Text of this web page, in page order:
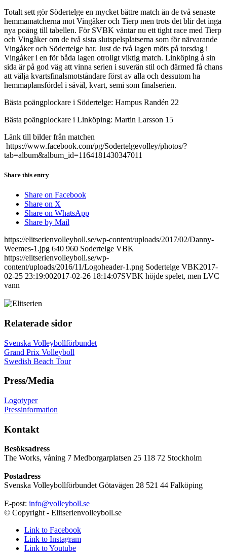
Totalt sett gör Södertelge en mycket bättre match än de två senaste
hemmamatcherna mot Vingåker och Tierp men trots det blir det inga
nya poäng till tabellen. För SVBK väntar nu ett tight race med Tierp
och Vingåker om de två sista slutspelsplatserna som för närvarande
Vingåker och Södertelge har. Just de två lagen möts på torsdag i
Vingåker i en för båda lagen otroligt viktig match. Linköping å sin
sida är på god väg att vinna serien i suverän stil och därmed få chans
att välja kvartsfinalsmotståndare först av alla och dessutom ha
hemmaplansfördel i såväl, kvart, semi som finalserien.
Bästa poängplockare i Södertelge: Hampus Randén 22
Bästa poängplockare i Linköping: Martin Larsson 15
Länk till bilder från matchen
https://www.facebook.com/pg/Sodertelgevolley/photos/?
tab=album&album_id=1164181430347011
Share this entry
Share on Facebook
Share on X
Share on WhatsApp
Share by Mail
https://elitserienvolleyboll.se/wp-content/uploads/2017/02/Danny-
Weemes-1.jpg 640 960 Sodertelge VBK
https://elitserienvolleyboll.se/wp-
content/uploads/2016/11/Logoheader-1.png Sodertelge VBK2017-
02-25 23:19:002017-02-26 18:14:07SVBK höjde spelet, men LVC
vann
Relaterade sidor
Svenska Volleybollförbundet
Grand Prix Volleyboll
Swedish Beach Tour
Press/Media
Logotyper
Pressinformation
Kontakt
Besöksadress
The Works, våning 7 Medborgarplatsen 25 118 72 Stockholm
Postadress
Svenska Volleybollförbundet Götavägen 28 521 44 Falköping
E-post: info@volleyboll.se
© Copyright - Elitserienvolleyboll.se
Link to Facebook
Link to Instagram
Link to Youtube